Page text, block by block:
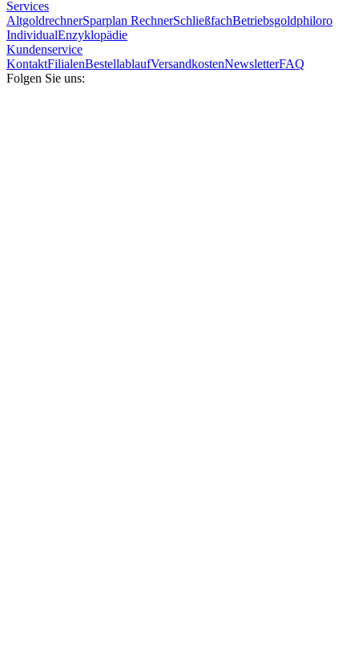
Services
AltgoldrechnerSparplan RechnerSchließfachBetriebsgoldphiloro
IndividualEnzyklopädie
Kundenservice
KontaktFilialenBestellablaufVersandkostenNewsletterFAQ
Folgen Sie uns: